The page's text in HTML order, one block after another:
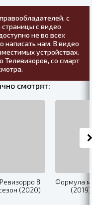
с
с видео
не во всех
написать нам. В видео
устройствах.
Телевизоров, со смарт
смотрят:
Ревизорро 8
(2020)
Формула
(2019)